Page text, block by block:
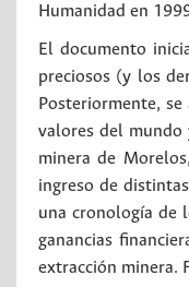
Humanidad en
El documento
preciosos (y los
Posteriormente,
valores del mundo
minera de
ingreso de
una cronología de
ganancias
extracción minera.